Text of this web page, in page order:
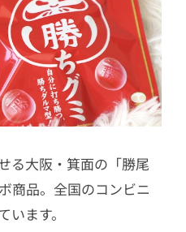
る大阪・箕面の「勝尾
商品。全国のコンビニ
ます。